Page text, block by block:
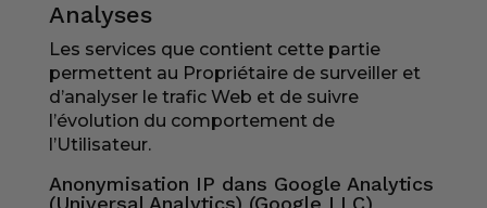
Analyses
Les services que contient cette partie
permettent au Propriétaire de surveiller et
d’analyser le trafic Web et de suivre
l’évolution du comportement de
l’Utilisateur.
Anonymisation IP dans Google Analytics
(Universal Analytics) (Google LLC)